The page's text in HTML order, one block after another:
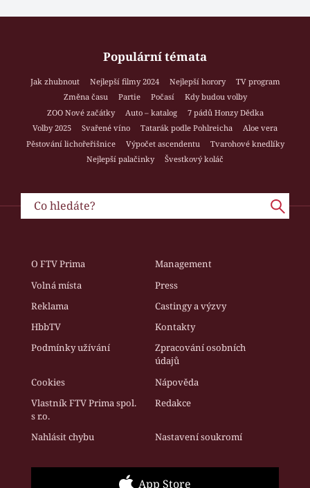
Populární témata
Jak zhubnout Nejlepší filmy 2024 Nejlepší horory
TV program
Změna času
Partie Počasí
Kdy budou volby
ZOO Nové začátky
Auto – katalog
7 pádů Honzy Dědka
Volby 2025
Svařené víno Tatarák podle Pohlreicha
Aloe vera
Pěstování lichořeřišnice
Výpočet ascendentu
Tvarohové knedlíky
Nejlepší palačinky
Švestkový koláč
O FTV Prima
Management
Volná místa
Press
Reklama
Castingy a výzvy
HbbTV
Kontakty
Podmínky užívání
Zpracování osobních
údajů
Cookies
Nápověda
Vlastník FTV Prima spol.
s r.o.
Redakce
Nahlásit chybu Nastavení soukromí
App Store